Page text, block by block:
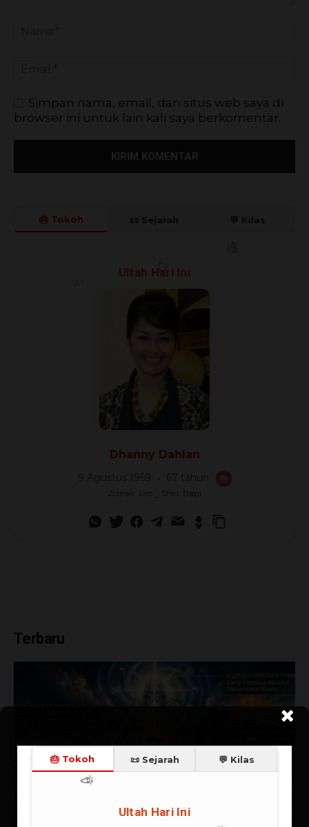
Simpan nama, email, dan situs web saya di
browser ini untuk lain kali saya berkomentar.
🎂 Tokoh
🎉
🎈
Ultah Hari Ini
Dhanny Dahlan
9 Agustus 1959 67 tahun
Zodiak: Leo ‿ Shio: Babi
Terbaru